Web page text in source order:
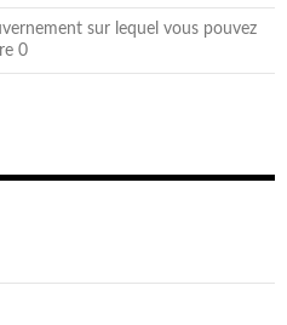
sur lequel vous pouvez
0